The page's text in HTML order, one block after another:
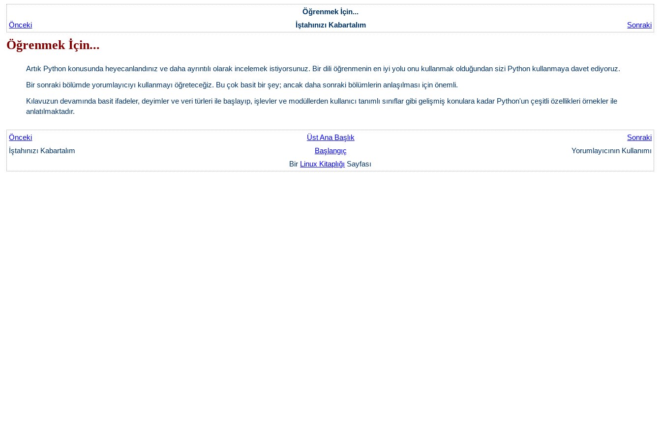
Öğrenmek İçin...
Önceki
İştahınızı Kabartalım Sonraki
Öğrenmek İçin...
Artık Python konusunda heyecanlandınız ve daha ayrıntılı olarak incelemek istiyorsunuz. Bir dili öğrenmenin en iyi yolu onu kullanmak olduğundan sizi Python kullanmaya davet ediyoruz.
Bir sonraki bölümde yorumlayıcıyı kullanmayı öğreteceğiz. Bu çok basit bir şey; ancak daha sonraki bölümlerin anlaşılması için önemli.
Kılavuzun devamında basit ifadeler, deyimler ve veri türleri ile başlayıp, işlevler ve modüllerden kullanıcı tanımlı sınıflar gibi gelişmiş konulara kadar Python'un çeşitli özellikleri örnekler ile
anlatılmaktadır.
Önceki Üst Ana Başlık
Sonraki
İştahınızı Kabartalım
Başlangıç
Yorumlayıcının Kullanımı
Bir Linux Kitaplığı Sayfası